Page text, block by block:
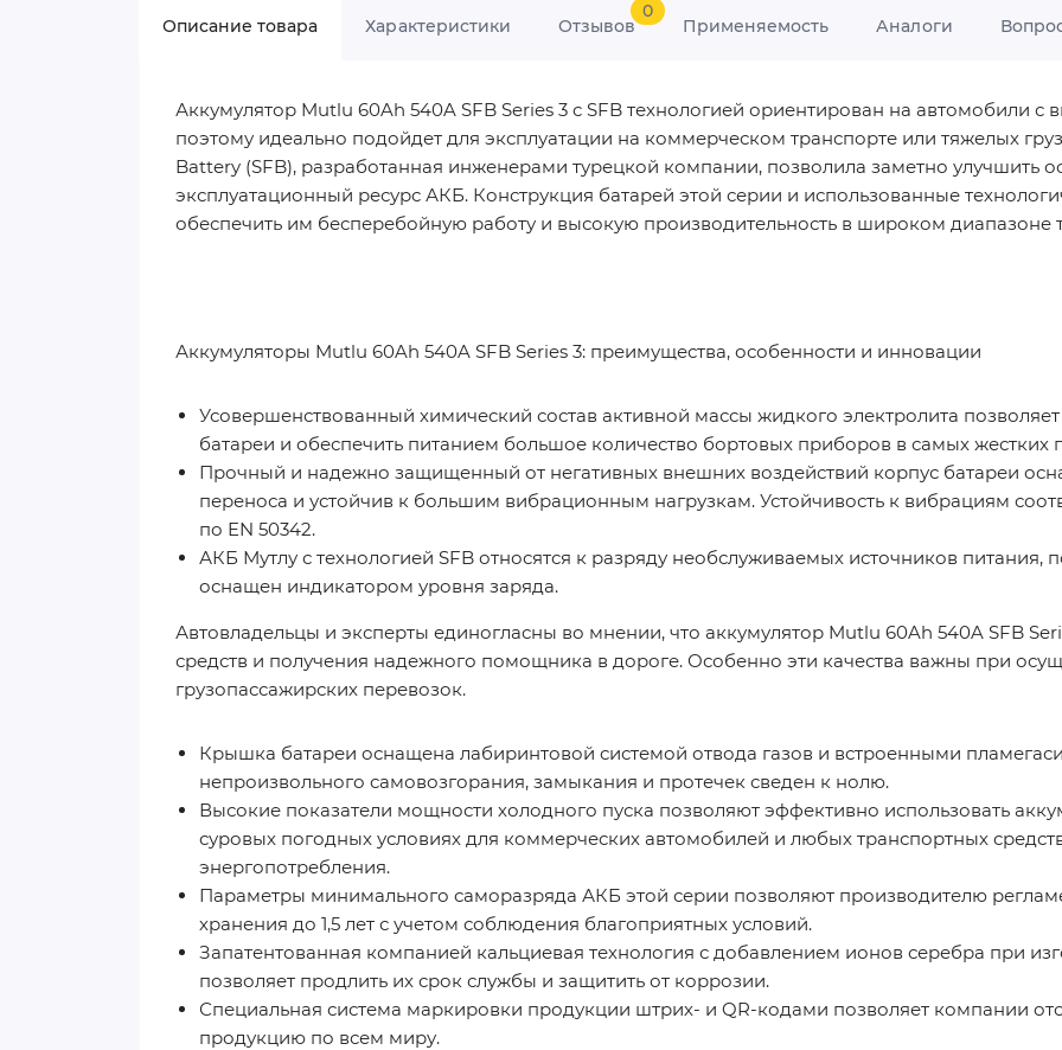
Описание товара Характеристики Отзывов
0
Применяемость Аналоги
Аккумулятор Mutlu 60Ah 540A SFB Series 3 с SFB технологией ориентирован на автомобили
поэтому идеально подойдет для эксплуатации на коммерческом транспорте или тяжелых
Battery (SFB), разработанная инженерами турецкой компании, позволила заметно улучшить
эксплуатационный ресурс АКБ. Конструкция батарей этой серии и использованные
обеспечить им бесперебойную работу и высокую производительность в широком диапазоне
Аккумуляторы Mutlu 60Ah 540A SFB Series 3: преимущества, особенности и инновации
Усовершенствованный химический состав активной массы жидкого электролита позволяет
батареи и обеспечить питанием большое количество бортовых приборов в самых жестких
Прочный и надежно защищенный от негативных внешних воздействий корпус батареи
переноса и устойчив к большим вибрационным нагрузкам. Устойчивость к вибрациям
по EN 50342.
АКБ Мутлу с технологией SFB относятся к разряду необслуживаемых источников питания,
оснащен индикатором уровня заряда.
Автовладельцы и эксперты единогласны во мнении, что аккумулятор Mutlu 60Ah 540A SFB
средств и получения надежного помощника в дороге. Особенно эти качества важны при
грузопассажирских перевозок.
Крышка батареи оснащена лабиринтовой системой отвода газов и встроенными
непроизвольного самовозгорания, замыкания и протечек сведен к нолю.
Высокие показатели мощности холодного пуска позволяют эффективно использовать
суровых погодных условиях для коммерческих автомобилей и любых транспортных
энергопотребления.
Параметры минимального саморазряда АКБ этой серии позволяют производителю
хранения до 1,5 лет с учетом соблюдения благоприятных условий.
Запатентованная компанией кальциевая технология с добавлением ионов серебра при
позволяет продлить их срок службы и защитить от коррозии.
Специальная система маркировки продукции штрих- и QR-кодами позволяет компании
продукцию по всем миру.